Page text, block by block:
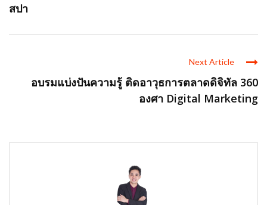
สปา
Next Article
อบรมแบ่งปันความรู้ ติดอาวุธการตลาดดิจิทัล 360
องศา Digital Marketing